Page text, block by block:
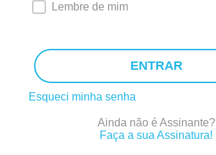
Lembre de mim
ENTRAR
Esqueci minha senha
Ainda não é Assinante?
Faça a sua Assinatura!